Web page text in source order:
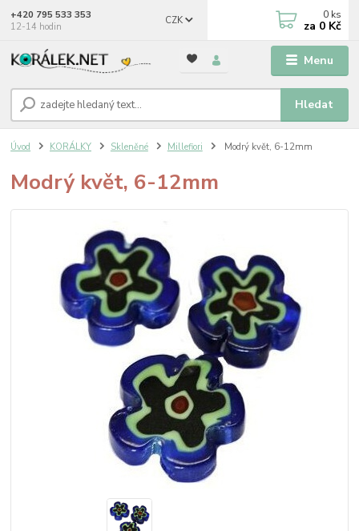
Menu
CZK
Hledat
+420 795 533 353
12-14 hodin
0 ks
za 0 Kč
Úvod KORÁLKY Skleněné Millefiori Modrý květ, 6-12mm
Modrý květ, 6-12mm